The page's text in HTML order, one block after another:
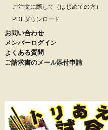
ご注文に際して（はじめての方）
PDFダウンロード
お問い合わせ
メンバーログイン
よくある質問
ご請求書のメール添付申請